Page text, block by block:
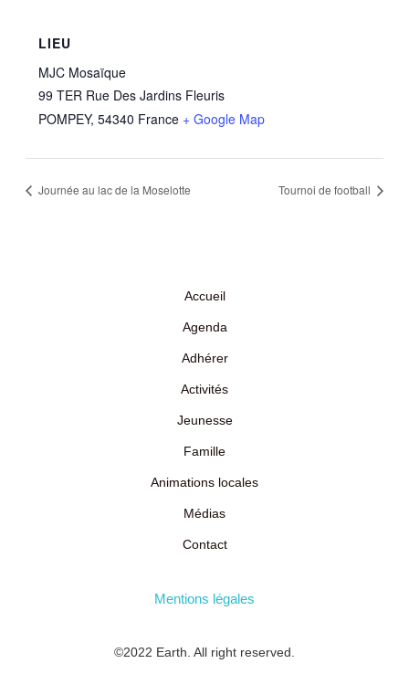
LIEU
MJC Mosaïque
99 TER Rue Des Jardins Fleuris
POMPEY, 54340 France + Google Map
Journée au lac de la Moselotte Tournoi de football
Accueil
Agenda
Adhérer
Activités
Jeunesse
Famille
Animations locales
Médias
Contact
Mentions légales
©2022 Earth. All right reserved.